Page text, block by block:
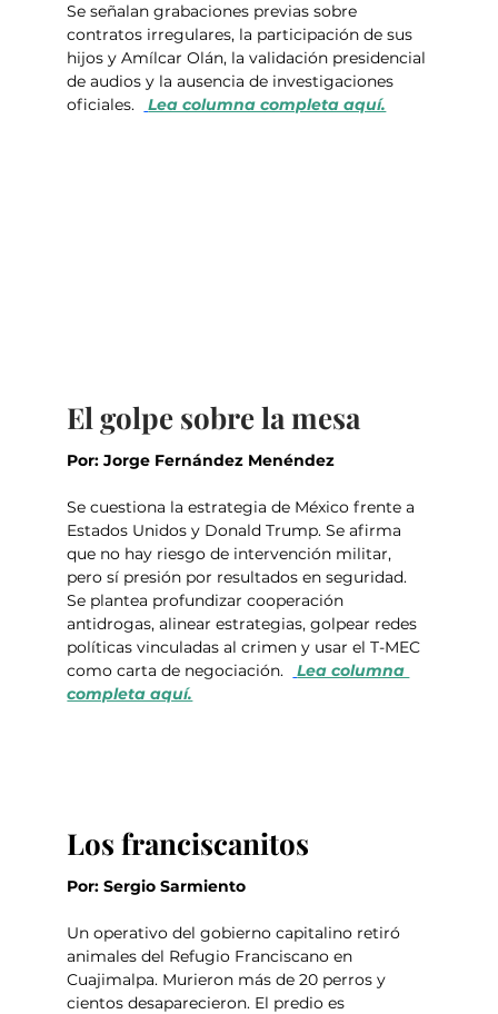
Se señalan grabaciones previas sobre
contratos irregulares, la participación de sus
hijos y Amílcar Olán, la validación presidencial
de audios y la ausencia de investigaciones
oficiales.
Lea columna completa aquí.
El golpe sobre la mesa
Por: Jorge Fernández Menéndez
Se cuestiona la estrategia de México frente a
Estados Unidos y Donald Trump. Se afirma
que no hay riesgo de intervención militar,
pero sí presión por resultados en seguridad.
Se plantea profundizar cooperación
antidrogas, alinear estrategias, golpear redes
políticas vinculadas al crimen y usar el T-MEC
como carta de negociación.
Lea columna
completa aquí.
Los franciscanitos
Por: Sergio Sarmiento
Un operativo del gobierno capitalino retiró
animales del Refugio Franciscano en
Cuajimalpa. Murieron más de 20 perros y
cientos desaparecieron. El predio es